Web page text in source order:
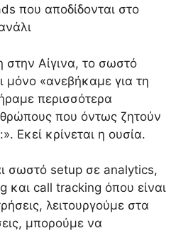
που αποδίδονται στο
στην Αίγινα, το σωστό
μόνο «ανεβήκαμε για τη
περισσότερα
που όντως ζητούν
Εκεί κρίνεται η ουσία.
σωστό setup σε analytics,
και call tracking όπου είναι
λειτουργούμε στα
μπορούμε να